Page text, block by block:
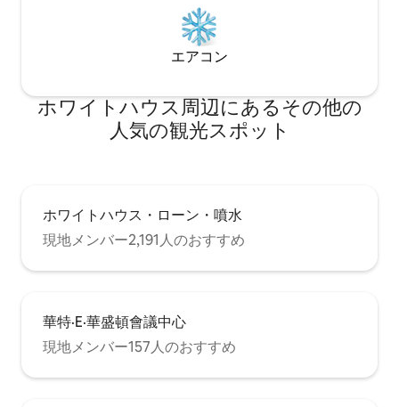
エアコン
ホワイトハウス⁠周⁠辺⁠に⁠あ⁠るそ⁠の⁠他⁠の
人⁠気⁠の観⁠光⁠ス⁠ポ⁠ッ⁠ト
ホワイトハウス・ローン・噴水
現地メンバー2,191人のおすすめ
華特·E·華盛頓會議中心
現地メンバー157人のおすすめ